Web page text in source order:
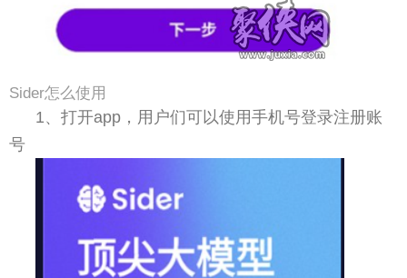
Sider怎么使用
1、打开app，用户们可以使用手机号登录注册账
号